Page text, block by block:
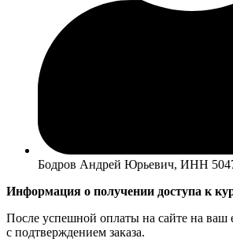
Бодров Андрей Юрьевич, ИНН
Информация о получении доступа к
После успешной оплаты на сайте на ваш
с подтверждением заказа.